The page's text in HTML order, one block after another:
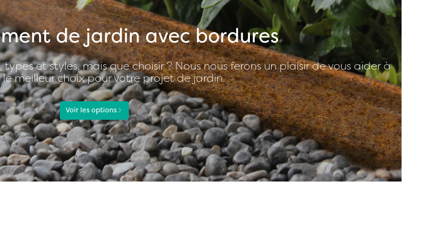
de jardin avec bordures
et styles, mais que choisir ? Nous nous ferons un plaisir de vous aider à
meilleur choix pour votre projet de jardin.
Voir les options